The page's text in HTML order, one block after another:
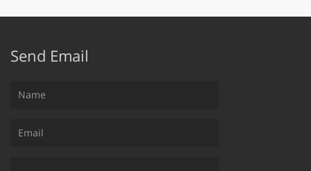
Send Email